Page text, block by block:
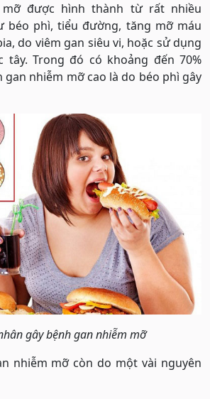
mỡ được hình thành từ rất nhiều
béo phì, tiểu đường, tăng mỡ máu
do viêm gan siêu vi, hoặc sử dụng
tây. Trong đó có khoảng đến 70%
gan nhiễm mỡ cao là do béo phì gây
gây bệnh gan nhiễm mỡ
nhiễm mỡ còn do một vài nguyên